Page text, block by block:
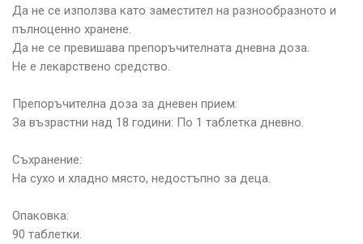
Да не се използва като заместител на разнообразното и
пълноценно хранене.
Да не се превишава препоръчителната дневна доза.
Не е лекарствено средство.
Препоръчителна доза за дневен прием:
За възрастни над 18 години: По 1 таблетка дневно.
Съхранение:
На сухо и хладно място, недостъпно за деца.
Опаковка:
90 таблетки.